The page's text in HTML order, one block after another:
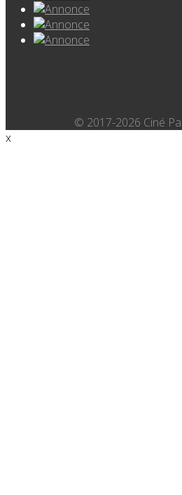
© 2017-2026 Ciné
x